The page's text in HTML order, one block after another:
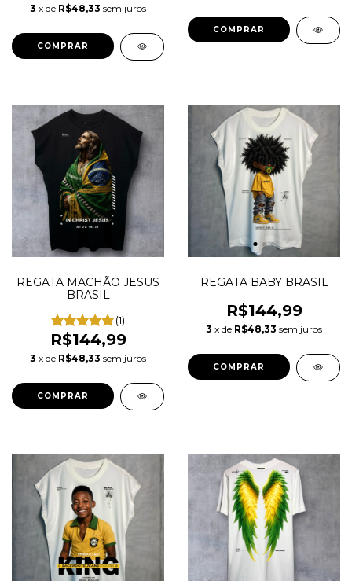
3 x de R$48,33 sem juros
COMPRAR
COMPRAR
REGATA MACHÃO JESUS
BRASIL
(1)
R$144,99
3 x de R$48,33 sem juros
COMPRAR
REGATA BABY BRASIL
R$144,99
3 x de R$48,33 sem juros
COMPRAR